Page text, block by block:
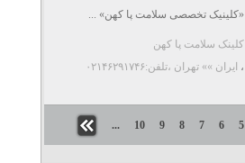
«کلینیک تخصصی سلامت پا کهن» ...
کلینک سلامت پا کهن
، ایران »» تهران ،تلفن:۰۲۱۴۶۲۹۱۷۴۶
5
6
7
8
9
10
...